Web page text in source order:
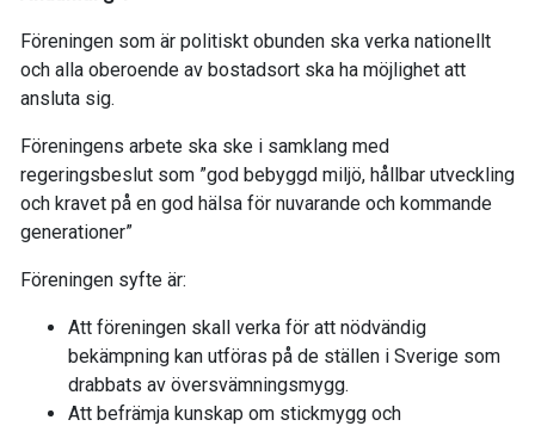
Föreningen som är politiskt obunden ska verka nationellt
och alla oberoende av bostadsort ska ha möjlighet att
ansluta sig.
Föreningens arbete ska ske i samklang med
regeringsbeslut som ”god bebyggd miljö, hållbar utveckling
och kravet på en god hälsa för nuvarande och kommande
generationer”
Föreningen syfte är:
Att föreningen skall verka för att nödvändig
bekämpning kan utföras på de ställen i Sverige som
drabbats av översvämningsmygg.
Att befrämja kunskap om stickmygg och